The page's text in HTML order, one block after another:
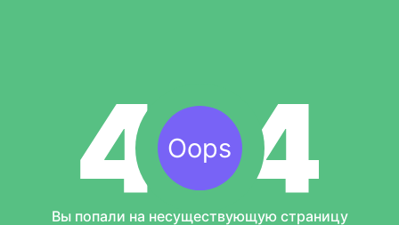
Oops
Вы попали на несуществующую страницу